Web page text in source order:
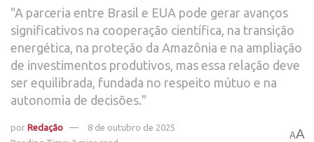
"A parceria entre Brasil e EUA pode gerar avanços
significativos na cooperação científica, na transição
energética, na proteção da Amazônia e na ampliação
de investimentos produtivos, mas essa relação deve
ser equilibrada, fundada no respeito mútuo e na
autonomia de decisões."
por Redação
8 de outubro de 2025
AA